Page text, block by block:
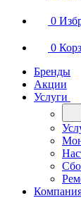
0
0
Бренды
Акции
Услуги